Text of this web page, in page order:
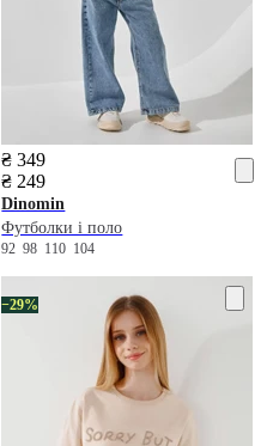
₴ 349
₴ 249
Dinomin
Футболки і поло
9298 110 104
−29%